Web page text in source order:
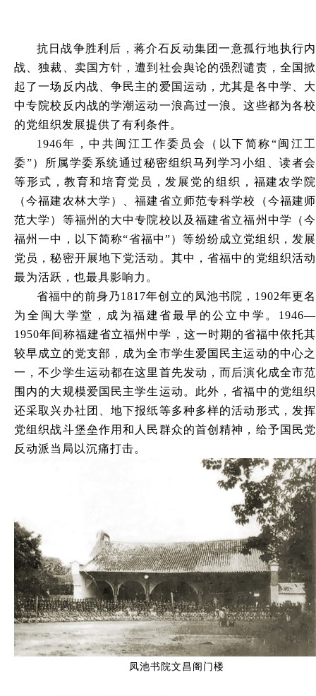
抗日战争胜利后，蒋介石反动集团一意孤行地执行内
战、独裁、卖国方针，遭到社会舆论的强烈谴责，全国掀
起了一场反内战、争民主的爱国运动，尤其是各中学、大
中专院校反内战的学潮运动一浪高过一浪。这些都为各校
的党组织发展提供了有利条件。
1946年，中共闽江工作委员会（以下简称“闽江工
委”）所属学委系统通过秘密组织马列学习小组、读者会
等形式，教育和培育党员，发展党的组织，福建农学院
（今福建农林大学）、福建省立师范专科学校（今福建师
范大学）等福州的大中专院校以及福建省立福州中学（今
福州一中，以下简称“省福中”）等纷纷成立党组织，发展
党员，秘密开展地下党活动。其中，省福中的党组织活动
最为活跃，也最具影响力。
省福中的前身乃1817年创立的凤池书院，1902年更名
为全闽大学堂，成为福建省最早的公立中学。1946—
1950年间称福建省立福州中学，这一时期的省福中依托其
较早成立的党支部，成为全市学生爱国民主运动的中心之
一，不少学生运动都在这里首先发动，而后演化成全市范
围内的大规模爱国民主学生运动。此外，省福中的党组织
还采取兴办社团、地下报纸等多种多样的活动形式，发挥
党组织战斗堡垒作用和人民群众的首创精神，给予国民党
反动派当局以沉痛打击。
凤池书院文昌阁门楼